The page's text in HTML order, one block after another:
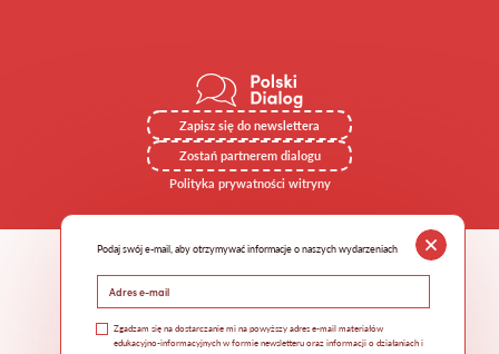
Zapisz się do newslettera
Zostań partnerem dialogu
Polityka prywatności witryny
Podaj swój e-mail, aby otrzymywać informacje o naszych wydarzeniach
Zgadzam się na dostarczanie mi na powyższy adres e-mail materiałów
edukacyjno-informacyjnych w formie newsletteru oraz informacji o działaniach i